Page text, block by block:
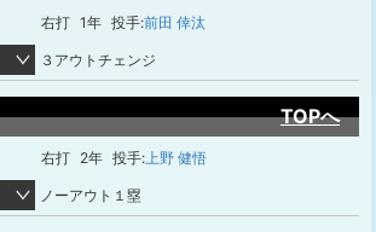
右打 1年 投手:前田 倖汰
３アウトチェンジ
TOPへ
右打 2年 投手:上野 健悟
ノーアウト１塁